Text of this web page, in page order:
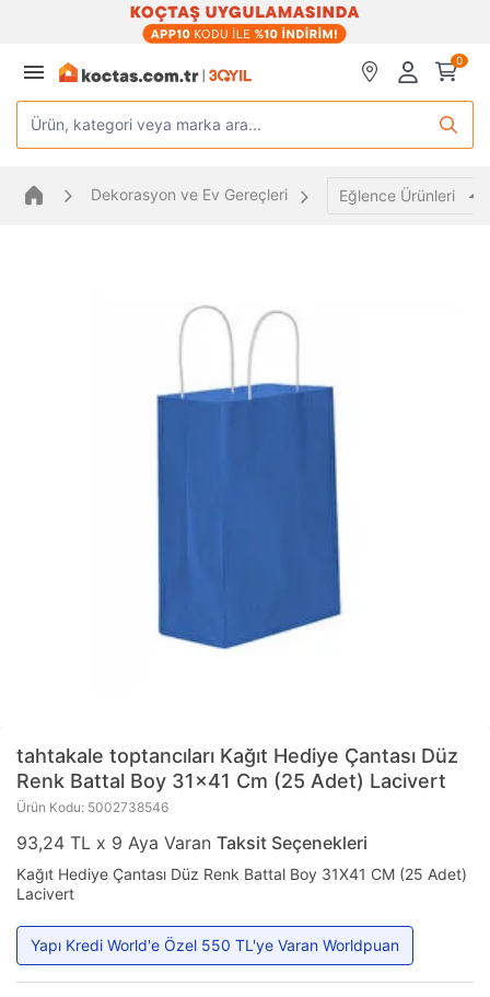
0
Ürün, kategori veya marka ara...
Dekorasyon ve Ev Gereçleri Eğlence Ürünleri
tahtakale toptancıları Kağıt Hediye Çantası Düz
Renk Battal Boy 31x41 Cm (25 Adet) Lacivert
Ürün Kodu: 5002738546
93,24 TL x 9 Aya Varan Taksit Seçenekleri
Kağıt Hediye Çantası Düz Renk Battal Boy 31X41 CM (25 Adet)
Lacivert
Yapı Kredi World'e Özel 550 TL'ye Varan Worldpuan